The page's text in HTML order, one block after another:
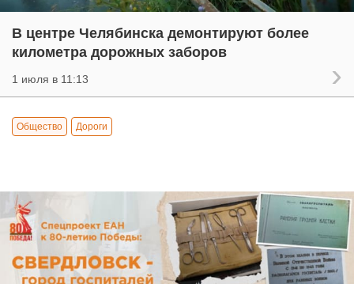
В центре Челябинска демонтируют более
километра дорожных заборов
1 июля в 11:13
Общество Дороги